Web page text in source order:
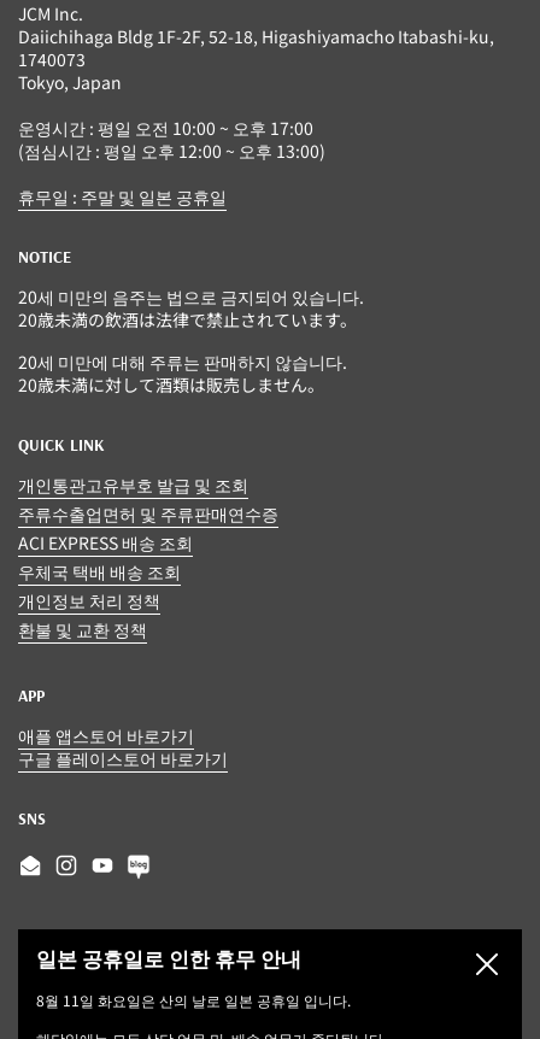
JCM Inc.
Daiichihaga Bldg 1F-2F, 52-18, Higashiyamacho Itabashi-ku,
1740073
Tokyo, Japan
운영시간 : 평일 오전 10:00 ~ 오후 17:00
(점심시간 : 평일 오후 12:00 ~ 오후 13:00)
휴무일 : 주말 및 일본 공휴일
NOTICE
20세 미만의 음주는 법으로 금지되어 있습니다.
20歳未満の飲酒は法律で禁止されています。
20세 미만에 대해 주류는 판매하지 않습니다.
20歳未満に対して酒類は販売しません。
QUICK LINK
개인통관고유부호 발급 및 조회
주류수출업면허 및 주류판매연수증
ACI EXPRESS 배송 조회
우체국 택배 배송 조회
개인정보 처리 정책
환불 및 교환 정책
APP
애플 앱스토어 바로가기
구글 플레이스토어 바로가기
SNS
EmailInstagram
YouTube
일본 공휴일로 인한 휴무 안내
8월 11일 화요일은 산의 날로 일본 공휴일 입니다.
닫기